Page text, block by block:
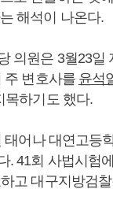
해석이 나온다.
의원은 3월23일
주 변호사를 윤석
목하기도 했다.
태어나 대연고등
. 41회 사법시험
고 대구지방검